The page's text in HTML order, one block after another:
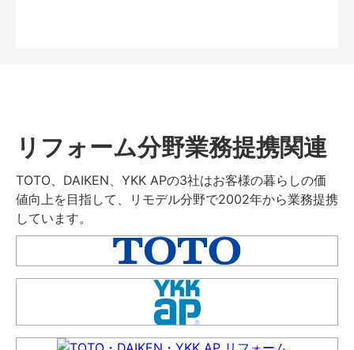
リフォーム分野業務提携関連
TOTO、DAIKEN、YKK APの3社はお客様の暮らしの価
値向上を目指して、リモデル分野で2002年から業務提携
しています。